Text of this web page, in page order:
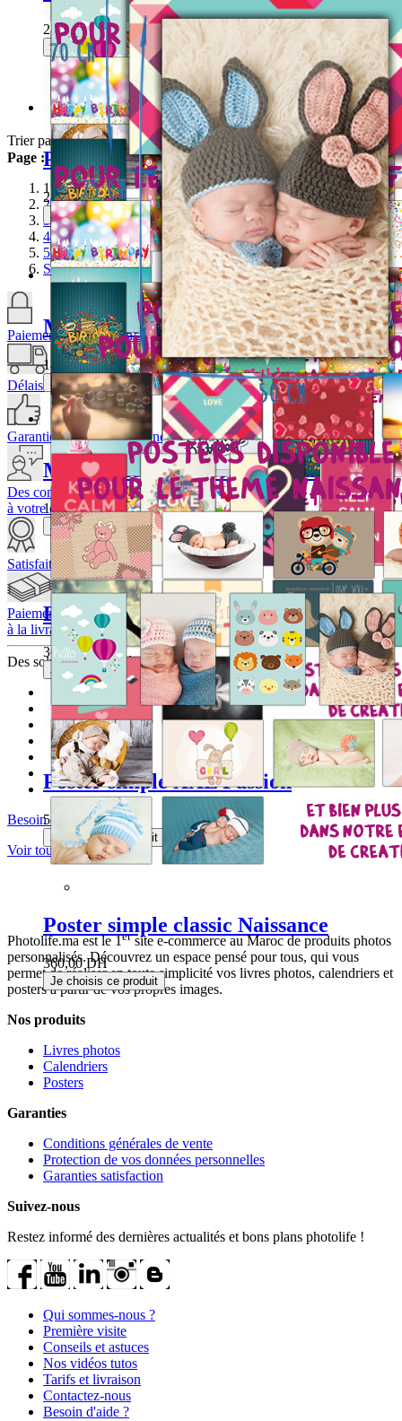
285,00 DH
Je choisis ce produit
Poster multi-photos medium
285,00 DH
Je choisis ce produit
Mini poster simple Naissance
145,00 DH
Je choisis ce produit
Mini poster simple Anniversaire
145,00 DH
Je choisis ce produit
Poster multi-photos classic
360,00 DH
Je choisis ce produit
Poster simple XXL Passion
535,00 DH
Je choisis ce produit
Poster simple classic Naissance
360,00 DH
Je choisis ce produit
Trier par
Par ordre décroissant
Page :
1
2
3
4
5
Suivant
Paiement sécurisé 24h/24h
Délais de livraison
Garantie qualité européenne
Des conseillers
à votre écoute
Satisfait ou Remboursé
Paiement
à la livraison
Des solutions sécurisées
Besoin d'aide ?
Voir toutes les garanties
Photolife.ma est le 1ersite e-commerce au Maroc de produits photos
personnalisés. Découvrez un espace pensé pour tous, qui vous
permet de réaliser en toute simplicité vos livres photos, calendriers et
posters à partir de vos propres images.
Nos produits
Livres photos
Calendriers
Posters
Garanties
Conditions générales de vente
Protection de vos données personnelles
Garanties satisfaction
Suivez-nous
Restez informé des dernières actualités et bons plans photolife !
Qui sommes-nous ?
Première visite
Conseils et astuces
Nos vidéos tutos
Tarifs et livraison
Contactez-nous
Besoin d'aide ?